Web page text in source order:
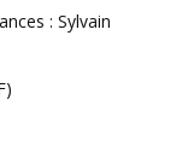
: Sylvain